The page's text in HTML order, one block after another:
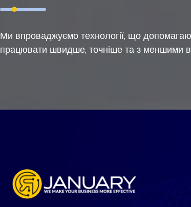
Ми впроваджуємо технології, що
працювати швидше, точніше та з меншими